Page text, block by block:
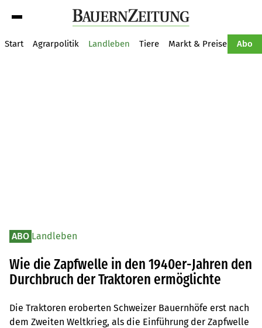
Start Agrarpolitik Landleben Tiere Markt & Preise Abo
ABO Landleben
Wie die Zapfwelle in den 1940er-Jahren den
Durchbruch der Traktoren ermöglichte
Die Traktoren eroberten Schweizer Bauernhöfe erst nach
dem Zweiten Weltkrieg, als die Einführung der Zapfwelle